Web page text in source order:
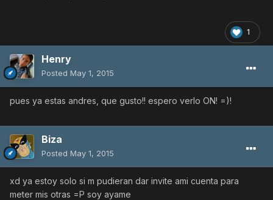
1
Henry
Posted May 1, 2015
pues ya estas andres, que gusto!! espero verlo ON! =)!
Biza
Posted May 1, 2015
xd ya estoy solo si m pudieran dar invite ami cuenta para
meter mis otras =P soy ayame